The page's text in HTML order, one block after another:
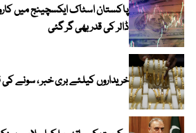
پاکستان اسٹاک ایکسچینج میں
ڈالر کی قدر بھی گر گئی
خریداروں کیلئے بری خبر ، سونے